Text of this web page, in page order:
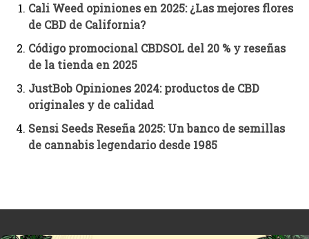
Cali Weed opiniones en 2025: ¿Las mejores flores
de CBD de California?
Código promocional CBDSOL del 20 % y reseñas
de la tienda en 2025
JustBob Opiniones 2024: productos de CBD
originales y de calidad
Sensi Seeds Reseña 2025: Un banco de semillas
de cannabis legendario desde 1985